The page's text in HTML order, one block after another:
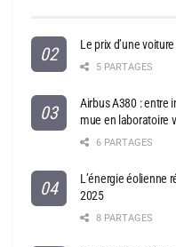
Le prix d’une
5 PARTAGES
Airbus A380 : entre
mue en laboratoire
6 PARTAGES
L’énergie éolienne
2025
8 PARTAGES